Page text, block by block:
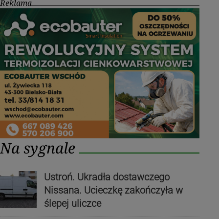
Reklama
Na sygnale
Ustroń. Ukradła dostawczego
Nissana. Ucieczkę zakończyła w
ślepej uliczce